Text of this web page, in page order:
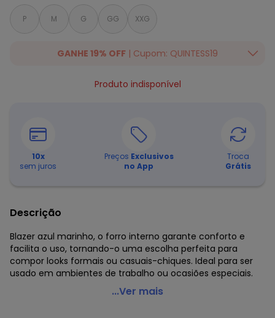
P M G GG XXG
GANHE 19% OFF | Cupom: QUINTESS19
QUINTESS19. Válido para toda loja Quintess, até 07/08/2026.
Produto indisponível
10x
sem juros
Preços Exclusivos
no App
Troca
Grátis
Descrição
Blazer azul marinho, o forro interno garante conforto e
facilita o uso, tornando-o uma escolha perfeita para
compor looks formais ou casuais-chiques. Ideal para ser
usado em ambientes de trabalho ou ocasiões especiais.
Quintess - Blazer Azul Marinho em Cetim
...Ver mais